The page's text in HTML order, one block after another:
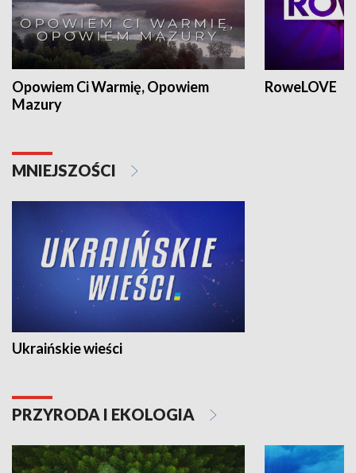
Opowiem Ci Warmię, Opowiem
Mazury
RoweLOVE
MNIEJSZOŚCI
Ukraińskie wieści
PRZYRODA I EKOLOGIA